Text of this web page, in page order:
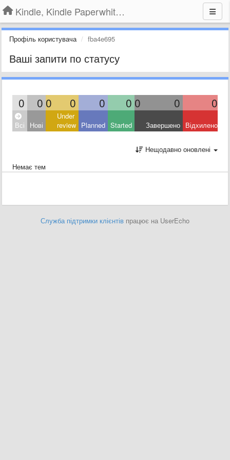
Kindle, Kindle Paperwhite, Kindle Voyage
Профіль користувача fba4e695
Ваші запити по статусу
0 0 0 0 0 0 0 0 0
Всі Нові
Under
review Planned Started Завершено Відхилено
Нещодавно оновлені
Немає тем
Служба підтримки клієнтів працює на UserEcho